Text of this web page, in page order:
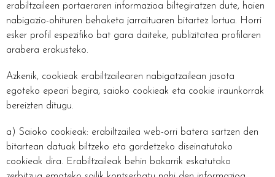
erabiltzaileen portaeraren informazioa biltegiratzen dute, haien
nabigazio-ohituren behaketa jarraituaren bitartez lortua. Horri
esker profil espezifiko bat gara daiteke, publizitatea profilaren
arabera erakusteko.
Azkenik, cookieak erabiltzailearen nabigatzailean jasota
egoteko epeari begira, saioko cookieak eta cookie iraunkorrak
bereizten ditugu.
a) Saioko cookieak: erabiltzailea web-orri batera sartzen den
bitartean datuak biltzeko eta gordetzeko diseinatutako
cookieak dira. Erabiltzaileak behin bakarrik eskatutako